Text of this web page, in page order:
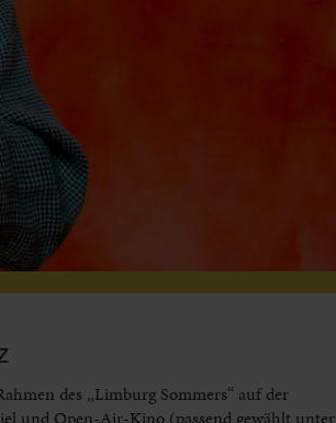
des „Limburg Sommers“ auf der